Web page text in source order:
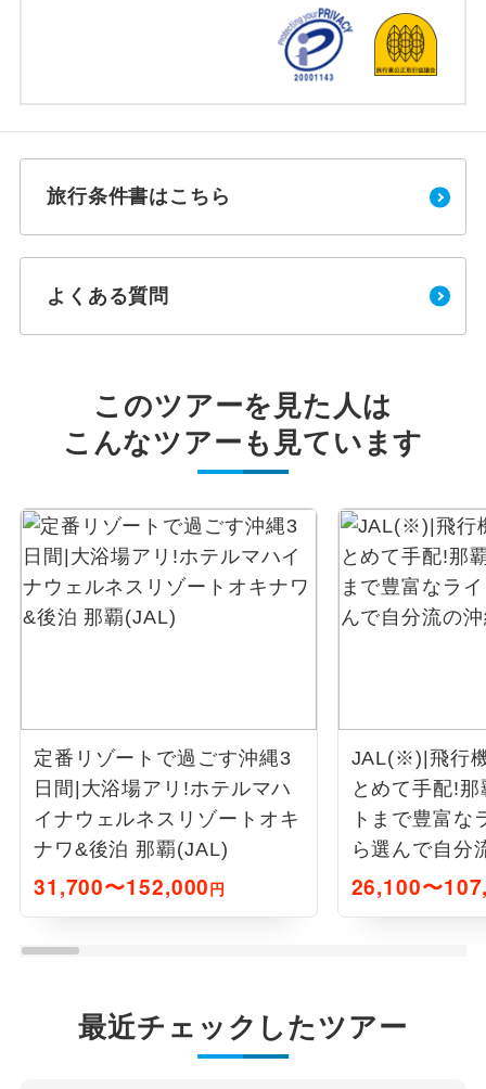
旅行条件書はこちら
よくある質問
このツアーを見た人は
こんなツアーも見ています
定番リゾートで過ごす沖縄3
日間|大浴場アリ!ホテルマハ
イナウェルネスリゾートオキ
ナワ&後泊 那覇(JAL)
31,700〜152,000円
JAL(※)|飛行
とめて手配!
トまで豊富な
ら選んで自分
日
26,100〜
最近チェックしたツアー